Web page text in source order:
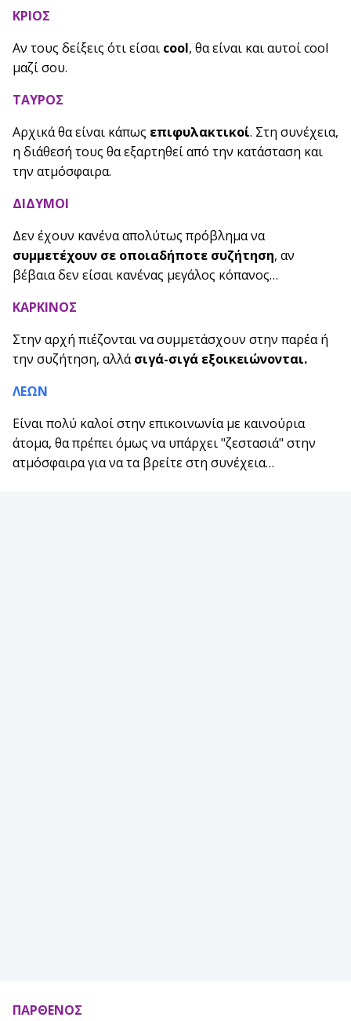
ΚΡΙΟΣ
Αν τους δείξεις ότι είσαι cool, θα είναι και αυτοί cool
μαζί σου.
ΤΑΥΡΟΣ
Αρχικά θα είναι κάπως επιφυλακτικοί. Στη συνέχεια,
η διάθεσή τους θα εξαρτηθεί από την κατάσταση και
την ατμόσφαιρα.
ΔΙΔΥΜΟΙ
Δεν έχουν κανένα απολύτως πρόβλημα να
συμμετέχουν σε οποιαδήποτε συζήτηση, αν
βέβαια δεν είσαι κανένας μεγάλος κόπανος…
ΚΑΡΚΙΝΟΣ
Στην αρχή πιέζονται να συμμετάσχουν στην παρέα ή
την συζήτηση, αλλάσιγά-σιγά εξοικειώνονται.
ΛΕΩΝ
Είναι πολύ καλοί στην επικοινωνία με καινούρια
άτομα, θα πρέπει όμως να υπάρχει "ζεστασιά" στην
ατμόσφαιρα για να τα βρείτε στη συνέχεια…
ΠΑΡΘΕΝΟΣ